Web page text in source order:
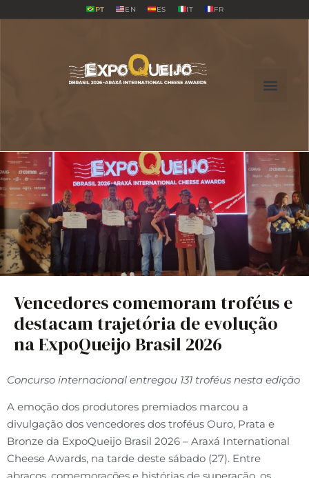
PT EN ES IT FR
Vencedores comemoram troféus e
destacam trajetória de evolução
na ExpoQueijo Brasil 2026
Concurso internacional entregou 131 troféus nesta edição
A emoção dos produtores premiados marcou a
divulgação dos vencedores dos troféus Ouro, Prata e
Bronze da ExpoQueijo Brasil 2026 – Araxá International
Cheese Awards, na tarde deste sábado (27). Entre